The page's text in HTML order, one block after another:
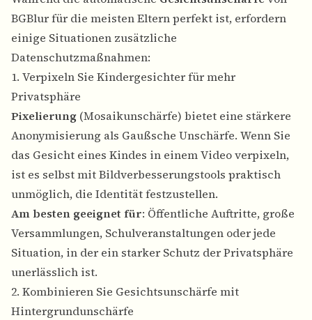
BGBlur für die meisten Eltern perfekt ist, erfordern
einige Situationen zusätzliche
Datenschutzmaßnahmen:
1. Verpixeln Sie Kindergesichter für mehr
Privatsphäre
Pixelierung (Mosaikunschärfe) bietet eine stärkere
Anonymisierung als Gaußsche Unschärfe. Wenn Sie
das Gesicht eines Kindes in einem Video verpixeln,
ist es selbst mit Bildverbesserungstools praktisch
unmöglich, die Identität festzustellen.
Am besten geeignet für: Öffentliche Auftritte, große
Versammlungen, Schulveranstaltungen oder jede
Situation, in der ein starker Schutz der Privatsphäre
unerlässlich ist.
2. Kombinieren Sie Gesichtsunschärfe mit
Hintergrundunschärfe